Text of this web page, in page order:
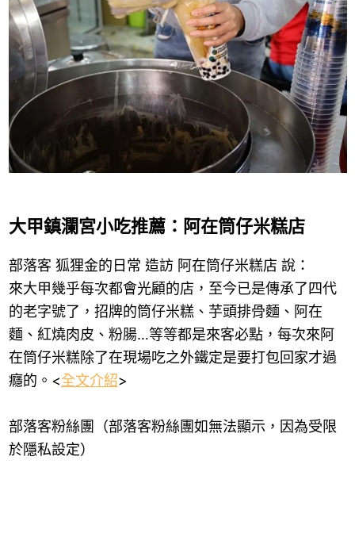
大甲鎮瀾宮小吃推薦：阿在筒仔米糕店
部落客 狐狸金的日常 造訪 阿在筒仔米糕店 說：
來大甲幾乎每次都會光顧的店，至今已是傳承了四代
的老字號了，招牌的筒仔米糕、芋頭排骨麵、阿在
麵、紅燒肉皮、粉腸…等等都是來客必點，每次來阿
在筒仔米糕除了在現場吃之外鐵定是要打包回家才過
癮的。<全文介紹>
部落客粉絲團（部落客粉絲團如無法顯示，因為受限
於隱私設定）